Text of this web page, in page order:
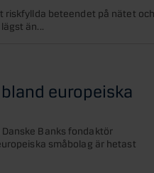
riskfyllda beteendet på nätet
än...
europeiska
Banks fondaktör
småbolag är hetast